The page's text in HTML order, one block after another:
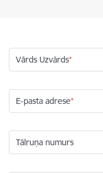
Vārds Uzvārds
E-pasta adrese
Tālruņa numurs